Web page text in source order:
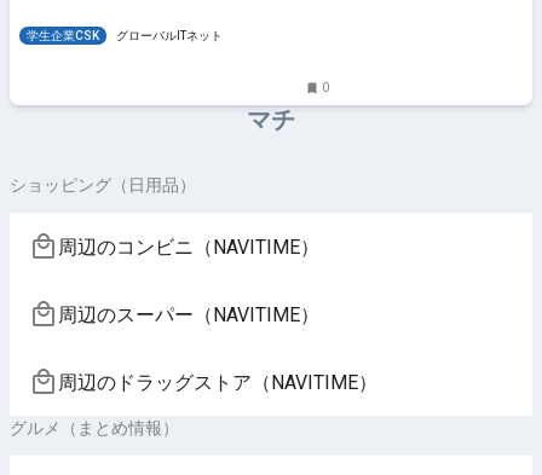
学生企業CSK グローバルITネット
0
マチ
ショッピング（日用品）
周辺のコンビニ（NAVITIME）
周辺のスーパー（NAVITIME）
周辺のドラッグストア（NAVITIME）
グルメ（まとめ情報）